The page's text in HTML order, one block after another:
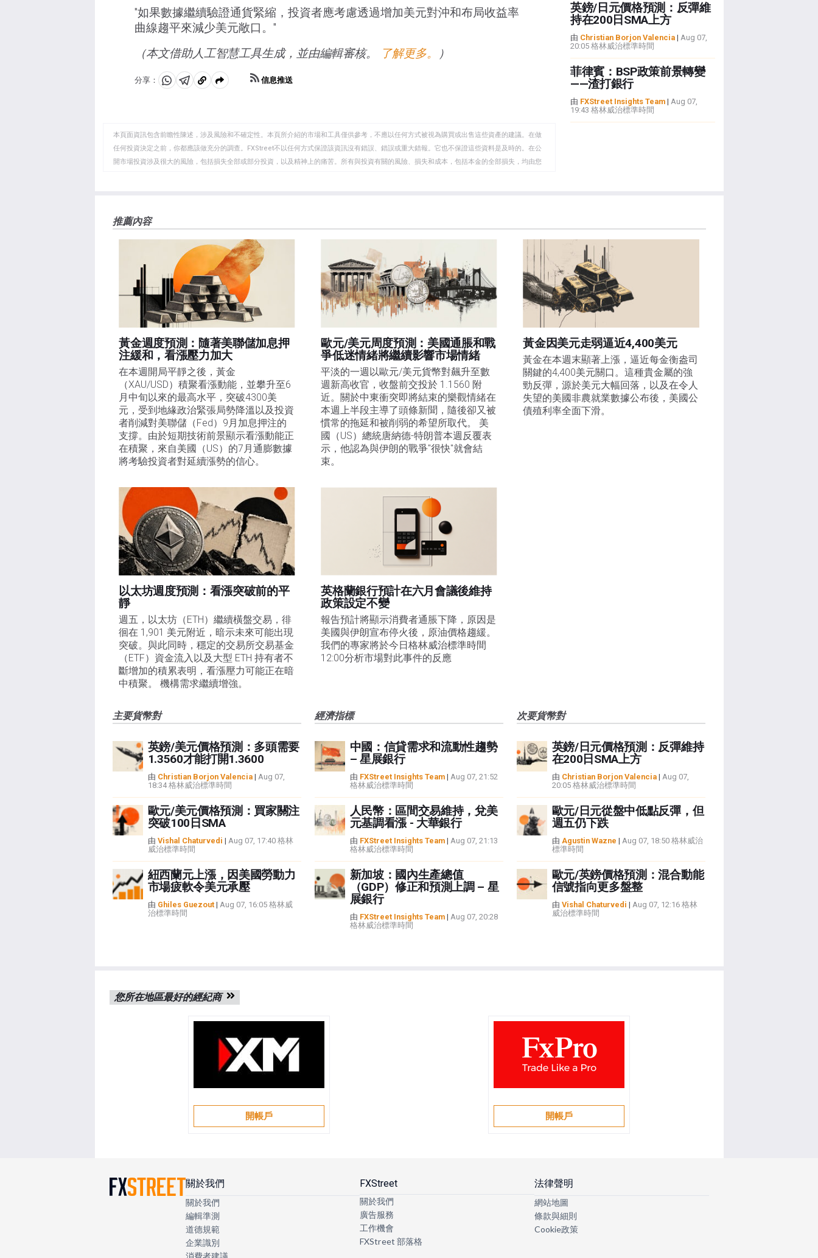
"如果數據繼續驗證通貨緊縮，投資者應考慮透過增加美元對沖和布局收益率
曲線趨平來減少美元敞口。"
（本文借助人工智慧工具生成，並由編輯審核。
了解更多。 ）
分享：
分
WhatsApp
分
Telegram
複
剪
貼
板
信息推送
本頁面資訊包含前瞻性陳述，涉及風險和不確定性。本頁所介紹的市場和工具僅供參考，不應以任何方式被視為購買或出售這些資產的建議。在做
任何投資決定之前，你都應該做充分的調查。FXStreet不以任何方式保證該資訊沒有錯誤、錯誤或重大錯報。它也不保證這些資料是及時的。在公
開市場投資涉及很大的風險，包括損失全部或部分投資，以及精神上的痛苦。所有與投資有關的風險、損失和成本，包括本金的全部損失，均由您
FXStreet和作者不提供個性化的建議。作者對該資訊的準確性、完整性或適用性不作任何陳述。FXStreet和作者將不承擔任何錯誤，遺漏或任何損
失，傷害或損害由此資訊及其顯示或使用引起的。錯誤和遺漏除外。本文作者和FXStreet並非註冊投資顧問，本文內容無意提供任何投資建議。
英鎊/日元價格預測：反彈維
持在200日SMA上方
由 Christian Borjon Valencia| Aug 07,
20:05 格林威治標準時間
菲律賓：BSP政策前景轉變
——渣打銀行
由 FXStreet Insights Team| Aug 07,
19:43 格林威治標準時間
推薦內容
黃金週度預測：隨著美聯儲加息押
注緩和，看漲壓力加大
在本週開局平靜之後，黃金
（XAU/USD）積聚看漲動能，並攀升至6
月中旬以來的最高水平，突破4300美
元，受到地緣政治緊張局勢降溫以及投資
者削減對美聯儲（Fed）9月加息押注的
支撐。由於短期技術前景顯示看漲動能正
在積聚，來自美國（US）的7月通膨數據
將考驗投資者對延續漲勢的信心。
歐元/美元周度預測：美國通脹和戰
爭低迷情緒將繼續影響市場情緒
平淡的一週以歐元/美元貨幣對飆升至數
週新高收官，收盤前交投於 1.1560 附
近。關於中東衝突即將結束的樂觀情緒在
本週上半段主導了頭條新聞，隨後卻又被
慣常的拖延和被削弱的希望所取代。 美
國（US）總統唐納德-特朗普本週反覆表
示，他認為與伊朗的戰爭"很快"就會結
束。
黃金因美元走弱逼近4,400美元
黃金在本週末顯著上漲，逼近每金衡盎司
關鍵的4,400美元關口。這種貴金屬的強
勁反彈，源於美元大幅回落，以及在令人
失望的美國非農就業數據公布後，美國公
債殖利率全面下滑。
以太坊週度預測：看漲突破前的平
靜
週五，以太坊（ETH）繼續橫盤交易，徘
徊在 1,901 美元附近，暗示未來可能出現
突破。與此同時，穩定的交易所交易基金
（ETF）資金流入以及大型 ETH 持有者不
斷增加的積累表明，看漲壓力可能正在暗
中積聚。 機構需求繼續增強。
英格蘭銀行預計在六月會議後維持
政策設定不變
報告預計將顯示消費者通脹下降，原因是
美國與伊朗宣布停火後，原油價格趨緩。
我們的專家將於今日格林威治標準時間
12:00分析市場對此事件的反應
主要貨幣對
英鎊/美元價格預測：多頭需要
1.3560才能打開1.3600
由 Christian Borjon Valencia| Aug 07,
18:34 格林威治標準時間
歐元/美元價格預測：買家關注
突破100日SMA
由 Vishal Chaturvedi | Aug 07, 17:40 格林
威治標準時間
紐西蘭元上漲，因美國勞動力
市場疲軟令美元承壓
由 Ghiles Guezout| Aug 07, 16:05 格林威
治標準時間
經濟指標
中國：信貸需求和流動性趨勢
– 星展銀行
由 FXStreet Insights Team| Aug 07, 21:52
格林威治標準時間
人民幣：區間交易維持，兌美
元基調看漲 - 大華銀行
由 FXStreet Insights Team| Aug 07, 21:13
格林威治標準時間
新加坡：國內生產總值
（GDP）修正和預測上調 – 星
展銀行
由 FXStreet Insights Team| Aug 07, 20:28
格林威治標準時間
次要貨幣對
英鎊/日元價格預測：反彈維持
在200日SMA上方
由 Christian Borjon Valencia| Aug 07,
20:05 格林威治標準時間
歐元/日元從盤中低點反彈，但
週五仍下跌
由 Agustin Wazne | Aug 07, 18:50 格林威治
標準時間
歐元/英鎊價格預測：混合動能
信號指向更多盤整
由 Vishal Chaturvedi | Aug 07, 12:16 格林
威治標準時間
您所在地區最好的經紀商
開帳戶 開帳戶
關於我們
關於我們
編輯準測
道德規範
企業識別
FXStreet
關於我們
廣告服務
工作機會
FXStreet 部落格
法律聲明
網站地圖
條款與細則
Cookie政策